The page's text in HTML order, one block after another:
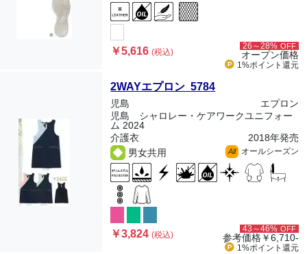
￥5,616(税込)
26～28% OFF
オープン価格
1%ポイント 還元
2WAYエプロン 5784
児島
エプロン
児島 シャロレー・ケアワークユニフォー
ム 2024
介護衣
2018年発売
男女共用
All オールシーズン
￥3,824(税込)
43～46% OFF
参考価格￥6,710-
1%ポイント 還元